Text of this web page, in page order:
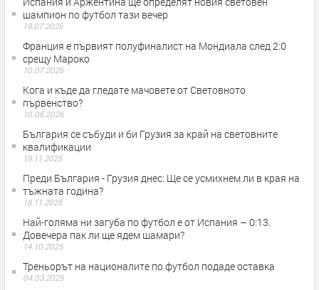
шампион по футбол тази вечер
19.07.2026
Франция е първият полуфиналист на Мондиала след 2:0
срещу Мароко
10.07.2026
Кога и къде да гледате мачовете от Световното
първенство?
10.06.2026
България се събуди и би Грузия за край на световните
квалификации
19.11.2025
Преди България - Грузия днес: Ще се усмихнем ли в края на
тъжната година?
18.11.2025
Най-голяма ни загуба по футбол е от Испания – 0:13.
Довечера пак ли ще ядем шамари?
14.10.2025
Треньорът на националите по футбол подаде оставка
04.03.2025